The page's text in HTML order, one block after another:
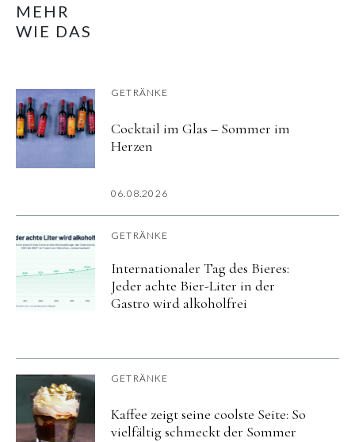
MEHR
WIE DAS
GETRÄNKE
Cocktail im Glas – Sommer im
Herzen
06.08.2026
GETRÄNKE
Internationaler Tag des Bieres:
Jeder achte Bier-Liter in der
Gastro wird alkoholfrei
GETRÄNKE
Kaffee zeigt seine coolste Seite: So
vielfältig schmeckt der Sommer